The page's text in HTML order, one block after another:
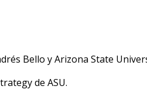
Bello y Arizona State
de ASU.